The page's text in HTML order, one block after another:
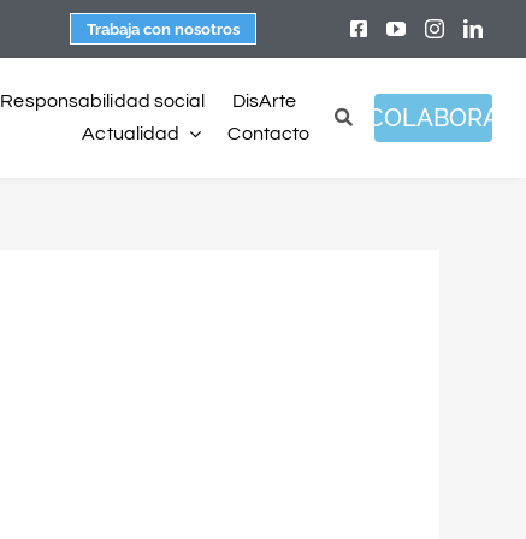
Trabaja con nosotros
Responsabilidad social
DisArte
Actualidad
Contacto
COLABORA